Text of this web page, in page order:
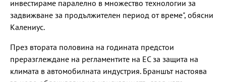
инвестираме паралелно в множество технологии за
задвижване за продължителен период от време", обясни
Калениус.
През втората половина на годината предстои
преразглеждане на регламентите на ЕС за защита на
климата в автомобилната индустрия. Браншът настоява